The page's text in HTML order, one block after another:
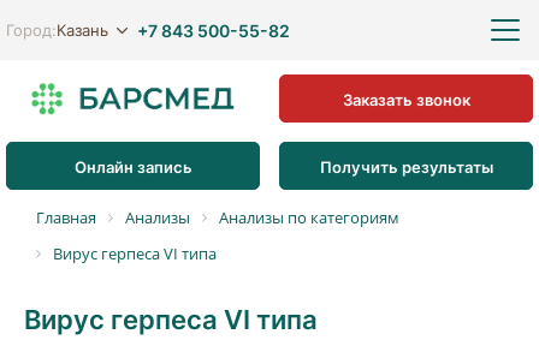
Город:Казань +7 843 500-55-82
Онлайн запись Получить результаты
Заказать звонок
Главная Анализы
Анализы по категориям
Вирус герпеса VI типа
Вирус герпеса VI типа